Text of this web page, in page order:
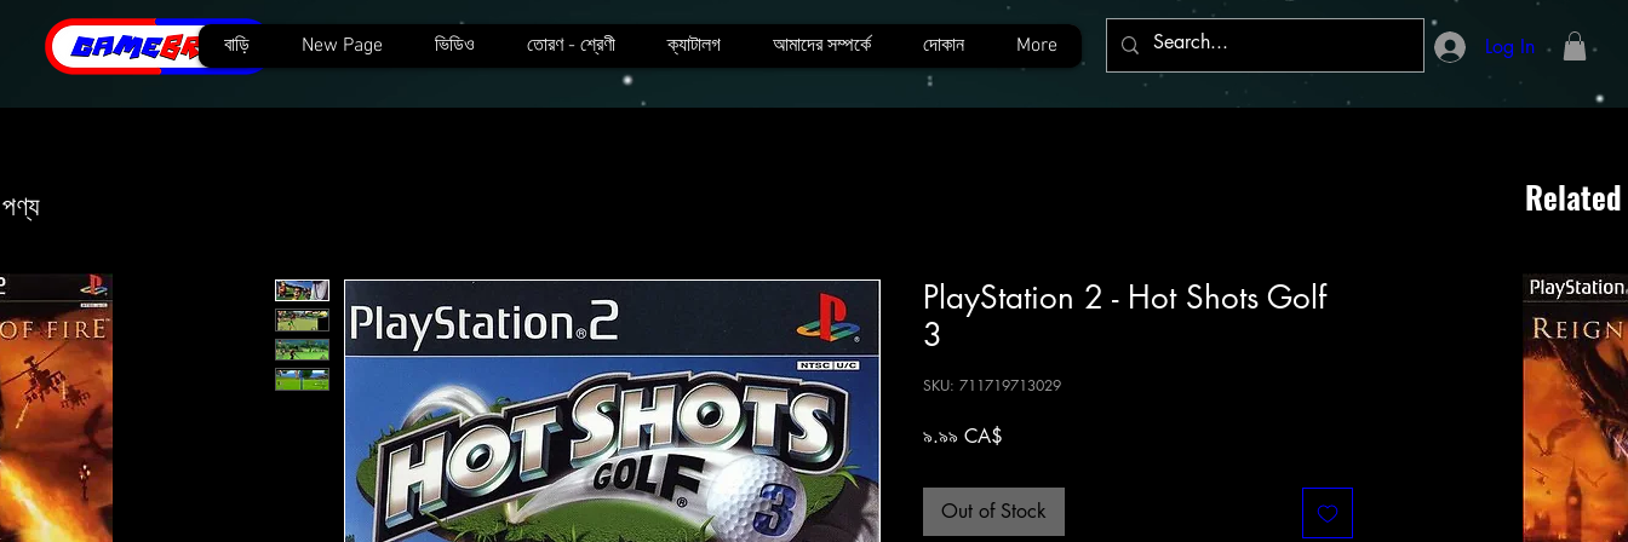
বাড়ি New Page ভিডিও তোরণ - শ্রেণী ক্যাটালগ আমাদের সম্পর্কে দোকান More Log In
PlayStation 2 - Hot Shots Golf
3
SKU: 711719713029
৯.৯৯ CA$
Out of Stock